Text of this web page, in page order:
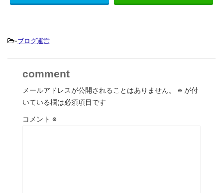
-ブログ運営
comment
メールアドレスが公開されることはありません。 ※ が付
いている欄は必須項目です
コメント ※